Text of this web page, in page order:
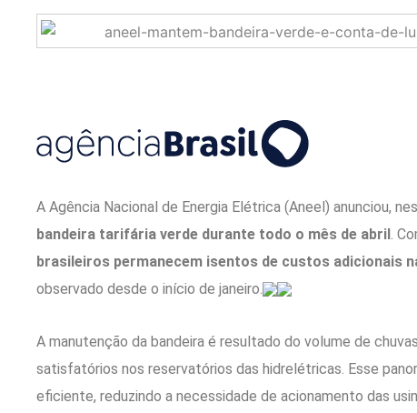
A Agência Nacional de Energia Elétrica (Aneel) anunciou,
bandeira tarifária verde durante todo o mês de abril .
brasileiros permanecem isentos de custos adicionais
observado desde o início de janeiro.
A manutenção da bandeira é resultado do volume de
satisfatórios nos reservatórios das hidrelétricas. Esse
eficiente, reduzindo a necessidade de acionamento das